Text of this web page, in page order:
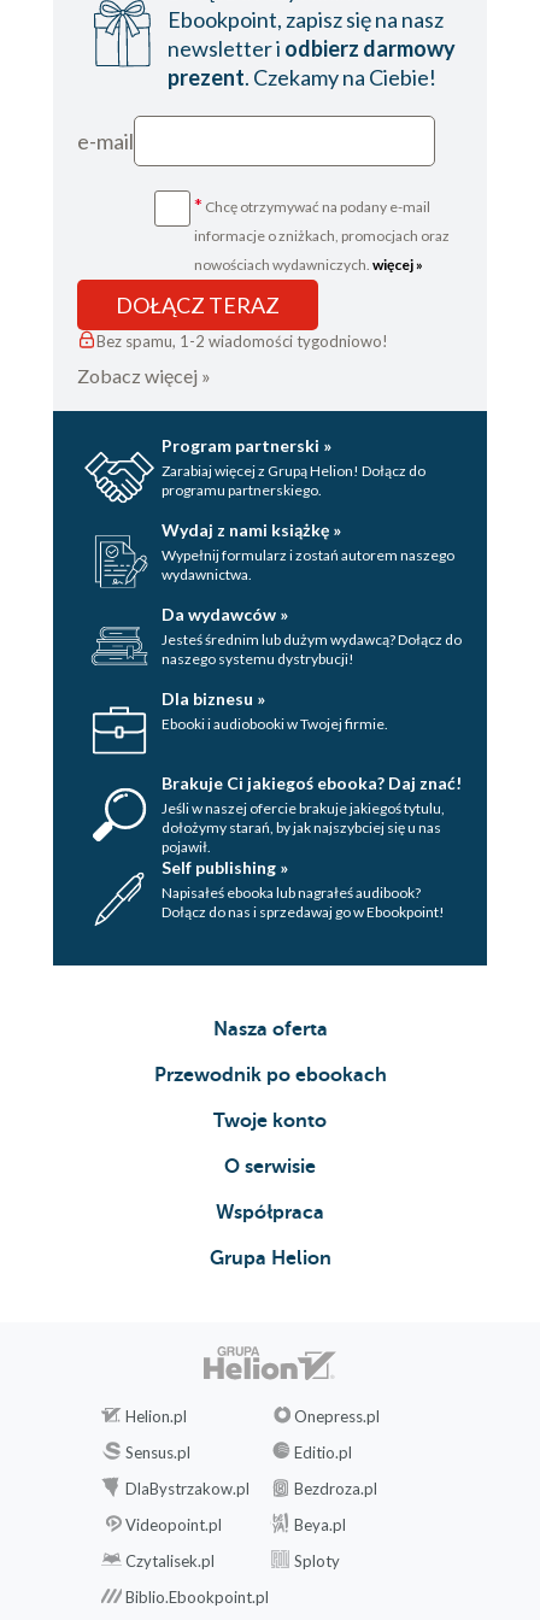
Ebookpoint, zapisz się na nasz
newsletter i odbierz darmowy
prezent. Czekamy na Ciebie!
e-mail
* Chcę otrzymywać na podany e-mail
informacje o zniżkach, promocjach oraz
nowościach wydawniczych. więcej »
DOŁĄCZ TERAZ
Bez spamu, 1-2 wiadomości tygodniowo!
Zobacz więcej »
Program partnerski »
Zarabiaj więcej z Grupą Helion! Dołącz do
programu partnerskiego.
Wydaj z nami książkę »
Wypełnij formularz i zostań autorem naszego
wydawnictwa.
Da wydawców »
Jesteś średnim lub dużym wydawcą? Dołącz do
naszego systemu dystrybucji!
Dla biznesu »
Ebooki i audiobooki w Twojej firmie.
Brakuje Ci jakiegoś ebooka? Daj znać!
Jeśli w naszej ofercie brakuje jakiegoś tytulu,
dołożymy starań, by jak najszybciej się u nas
pojawił.
Self publishing »
Napisałeś ebooka lub nagrałeś audibook?
Dołącz do nas i sprzedawaj go w Ebookpoint!
Nasza oferta
Przewodnik po ebookach
Twoje konto
O serwisie
Współpraca
Grupa Helion
Helion.pl
Onepress.pl
Sensus.pl
Editio.pl
DlaBystrzakow.pl
Bezdroza.pl
Videopoint.pl
Beya.pl
Czytalisek.pl
Sploty
Biblio.Ebookpoint.pl